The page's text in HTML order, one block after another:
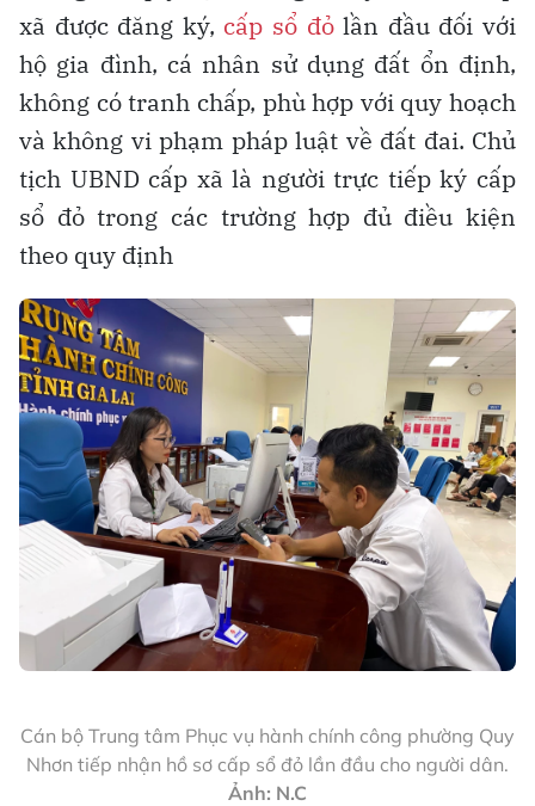
xã được đăng ký, cấp sổ đỏlần đầu đối với
hộ gia đình, cá nhân sử dụng đất ổn định,
không có tranh chấp, phù hợp với quy hoạch
và không vi phạm pháp luật về đất đai. Chủ
tịch UBND cấp xã là người trực tiếp ký cấp
sổ đỏ trong các trường hợp đủ điều kiện
theo quy định
Cán bộ Trung tâm Phục vụ hành chính công phường Quy
Nhơn tiếp nhận hồ sơ cấp sổ đỏ lần đầu cho người dân.
Ảnh: N.C